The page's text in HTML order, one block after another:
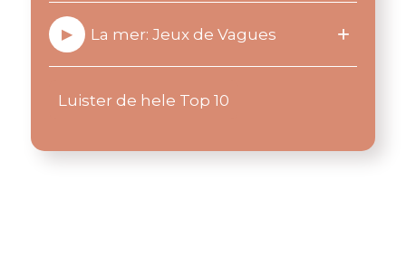
▶ La mer: Jeux de Vagues +
Luister de hele Top 10